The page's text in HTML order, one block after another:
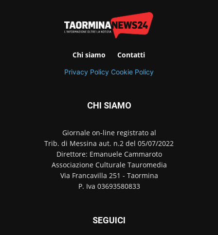
Chi siamo Contatti
Privacy Policy Cookie Policy
CHI SIAMO
Giornale on-line registrato al
Trib. di Messina aut. n.2 del 05/07/2022
Direttore: Emanuele Cammaroto
Associazione Culturale Tauromedia
Via Francavilla 251 - Taormina
P. Iva 03693580833
SEGUICI